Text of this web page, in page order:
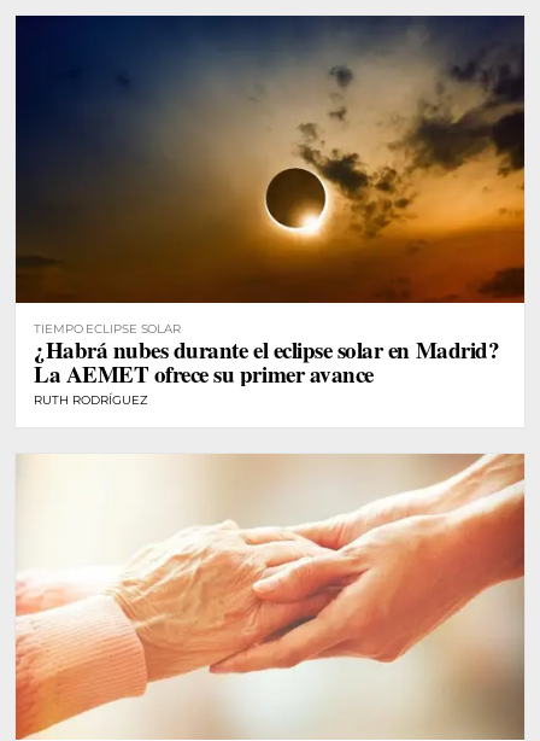
TIEMPO ECLIPSE SOLAR
¿Habrá nubes durante el eclipse solar en Madrid?
La AEMET ofrece su primer avance
RUTH RODRÍGUEZ